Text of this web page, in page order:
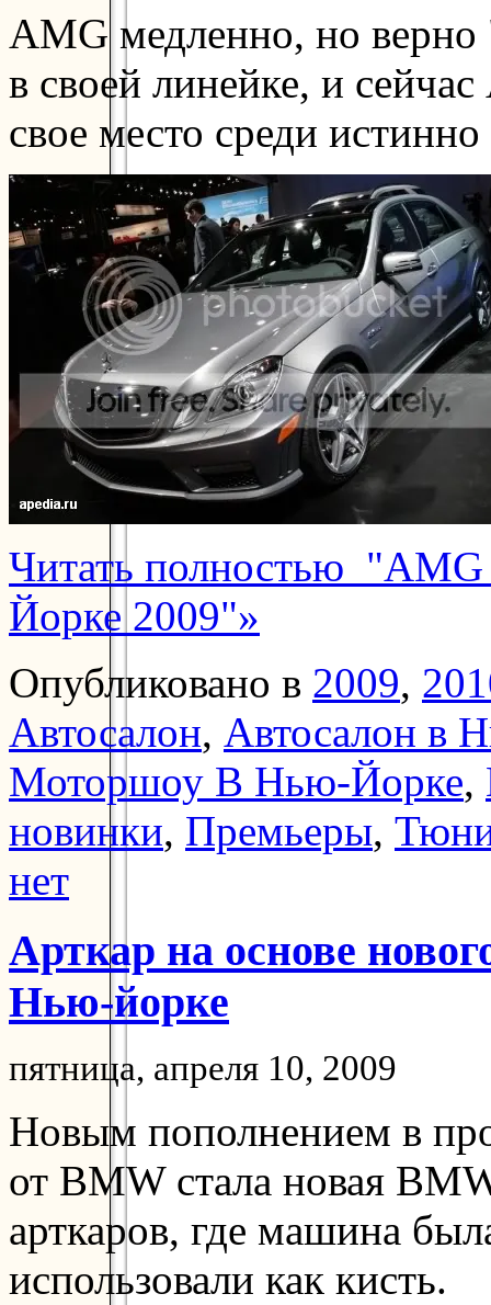
AMG медленно, но
в своей линейке, и
свое место среди
Читать полностью "AMG
Йорке 2009"»
Опубликовано в 2009,
Автосалон, Автосалон в
Моторшоу В Нью-Йорке,
новинки, Премьеры,
нет
Арткар на основе
Нью-йорке
пятница, апреля 10, 2009
Новым пополнением в
от BMW стала новая
арткаров, где машина
использовали как кисть.